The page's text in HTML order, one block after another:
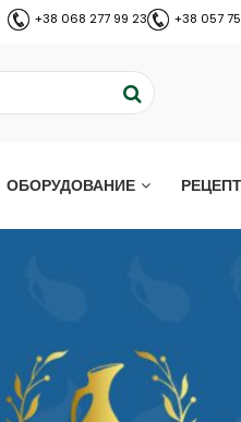
+38 068 277 99 23 +38 057
ОБОРУДОВАНИЕ